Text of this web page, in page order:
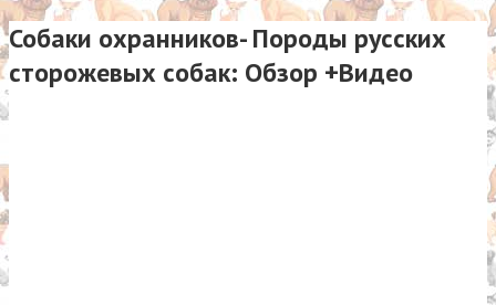
Собаки охранников- Породы русских
сторожевых собак: Обзор +Видео